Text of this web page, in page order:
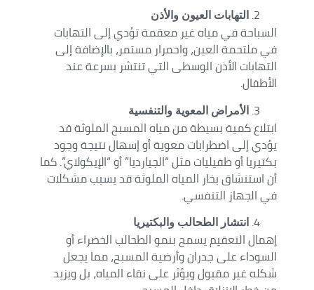
التهابات العيون والأذن
السباحة في مياه غير معقمة تؤدي إلى التهابات
في ملتحمة العين، واحمرار مستمر، بالإضافة إلى
التهابات الأذن الوسطى التي تنتشر بسرعة عند
الأطفال.
الأمراض المعوية والتنفسية
ابتلاع كمية بسيطة من مياه المسبح الملوثة قد
يؤدي إلى اضطرابات معوية أو إسهال نتيجة وجود
بكتيريا أو طفيليات مثل “الجيارديا” أو “الإيكولاي”. كما
أن استنشاق بخار المياه الملوثة قد يسبب مشكلات
في الجهاز التنفسي.
انتشار الطحالب والبكتيريا
إهمال التعقيم يسمح بنمو الطحالب الخضراء أو
السوداء على جدران وأرضية المسبح، مما يجعل
شكله غير مقبول ويؤثر على نقاء المياه، بل ويزيد